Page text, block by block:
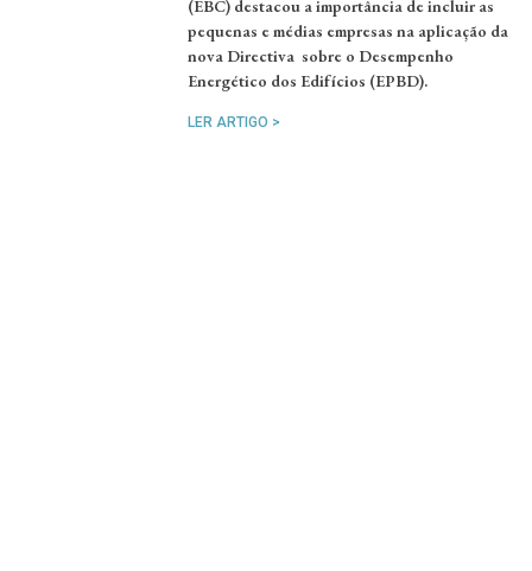
(EBC) destacou a importância de incluir as
pequenas e médias empresas na aplicação da
nova Directiva sobre o Desempenho
Energético dos Edifícios (EPBD).
LER ARTIGO >